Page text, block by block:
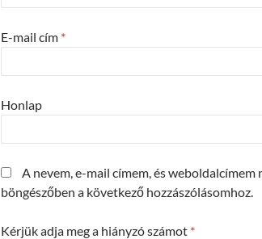
E-mail cím *
Honlap
A nevem, e-mail címem, és weboldalcímem
böngészőben a következő hozzászólásomhoz.
Kérjük adja meg a hiányzó számot *